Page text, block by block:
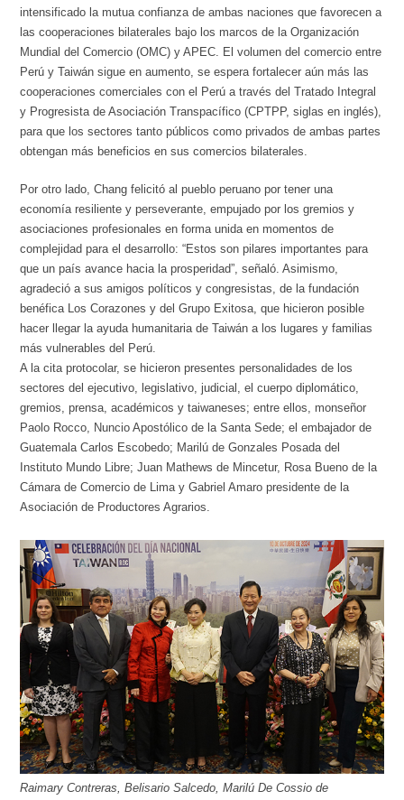
intensificado la mutua confianza de ambas naciones que favorecen a
las cooperaciones bilaterales bajo los marcos de la Organización
Mundial del Comercio (OMC) y APEC. El volumen del comercio entre
Perú y Taiwán sigue en aumento, se espera fortalecer aún más las
cooperaciones comerciales con el Perú a través del Tratado Integral
y Progresista de Asociación Transpacífico (CPTPP, siglas en inglés),
para que los sectores tanto públicos como privados de ambas partes
obtengan más beneficios en sus comercios bilaterales.
Por otro lado, Chang felicitó al pueblo peruano por tener una
economía resiliente y perseverante, empujado por los gremios y
asociaciones profesionales en forma unida en momentos de
complejidad para el desarrollo: “Estos son pilares importantes para
que un país avance hacia la prosperidad”, señaló. Asimismo,
agradeció a sus amigos políticos y congresistas, de la fundación
benéfica Los Corazones y del Grupo Exitosa, que hicieron posible
hacer llegar la ayuda humanitaria de Taiwán a los lugares y familias
más vulnerables del Perú.
A la cita protocolar, se hicieron presentes personalidades de los
sectores del ejecutivo, legislativo, judicial, el cuerpo diplomático,
gremios, prensa, académicos y taiwaneses; entre ellos, monseñor
Paolo Rocco, Nuncio Apostólico de la Santa Sede; el embajador de
Guatemala Carlos Escobedo; Marilú de Gonzales Posada del
Instituto Mundo Libre; Juan Mathews de Mincetur, Rosa Bueno de la
Cámara de Comercio de Lima y Gabriel Amaro presidente de la
Asociación de Productores Agrarios.
Raimary Contreras, Belisario Salcedo, Marilú De Cossio de